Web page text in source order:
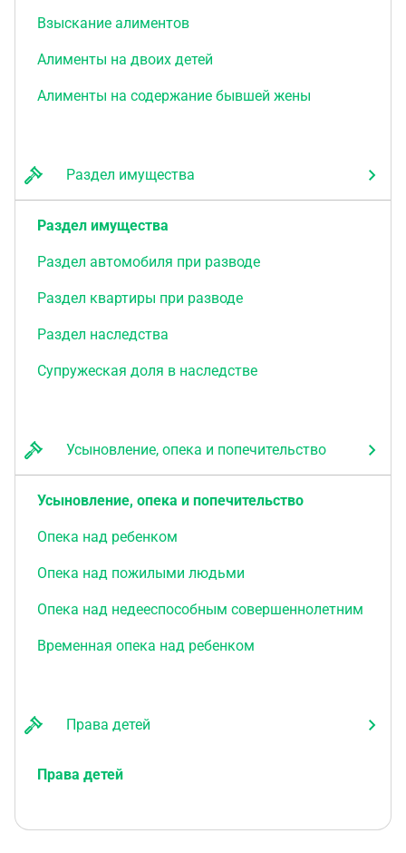
Взыскание алиментов
Алименты на двоих детей
Алименты на содержание бывшей жены
Раздел имущества
Раздел имущества
Раздел автомобиля при разводе
Раздел квартиры при разводе
Раздел наследства
Супружеская доля в наследстве
Усыновление, опека и попечительство
Усыновление, опека и попечительство
Опека над ребенком
Опека над пожилыми людьми
Опека над недееспособным совершеннолетним
Временная опека над ребенком
Права детей
Права детей